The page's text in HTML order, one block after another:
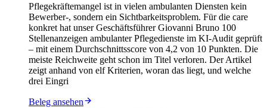
Pflegekräftemangel ist in vielen ambulanten Diensten kein
Bewerber-, sondern ein Sichtbarkeitsproblem. Für die care
konkret hat unser Geschäftsführer Giovanni Bruno 100
Stellenanzeigen ambulanter Pflegedienste im KI-Audit geprüft
– mit einem Durchschnittsscore von 4,2 von 10 Punkten. Die
meiste Reichweite geht schon im Titel verloren. Der Artikel
zeigt anhand von elf Kriterien, woran das liegt, und welche
drei Eingri
Beleg ansehen